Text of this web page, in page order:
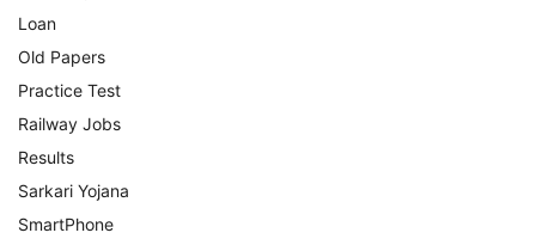
Loan
Old Papers
Practice Test
Railway Jobs
Results
Sarkari Yojana
SmartPhone